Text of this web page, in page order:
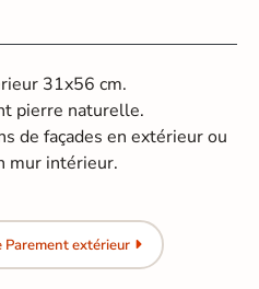
31x56 cm.
pierre naturelle.
de façades en extérieur ou
mur intérieur.
Parement extérieur